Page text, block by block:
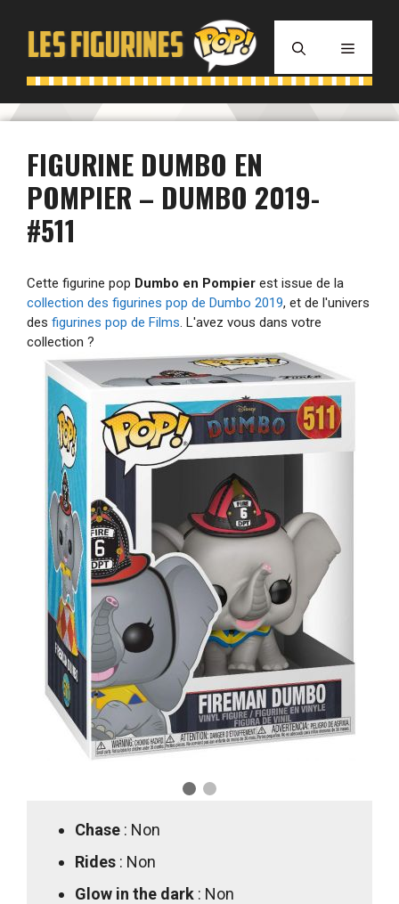
contenu
MENU
FIGURINE DUMBO EN
POMPIER – DUMBO 2019-
#511
Cette figurine pop Dumbo en Pompier est issue de la
collection des figurines pop de Dumbo 2019, et de l'univers
des figurines pop de Films. L'avez vous dans votre
collection ?
Chase : Non
Rides : Non
Glow in the dark : Non